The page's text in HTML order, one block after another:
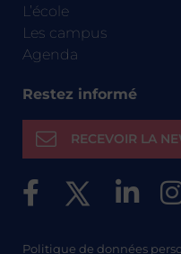
L’école
Les campus
Agenda
Restez informé
RECEVOIR LA
Politique de données